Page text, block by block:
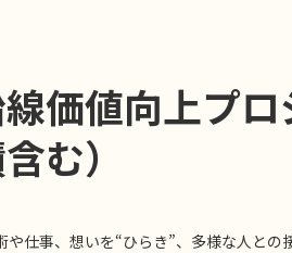
価値向上プロ
む）
仕事、想いを“ひらき”、多様な人との